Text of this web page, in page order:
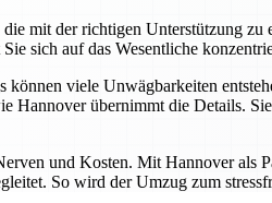
mit der richtigen Unterstützung
sich auf das Wesentliche
können viele Unwägbarkeiten
Hannover übernimmt die Details.
und Kosten. Mit Hannover als
So wird der Umzug zum